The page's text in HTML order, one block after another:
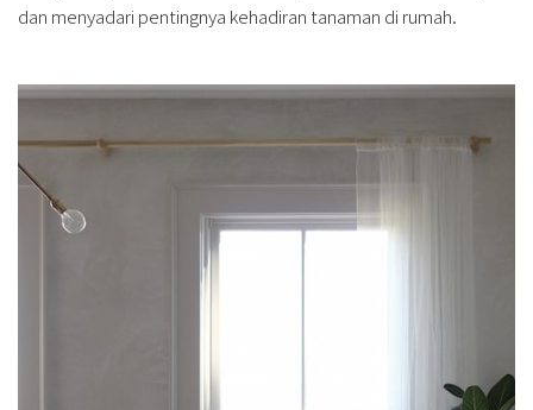
dan menyadari pentingnya kehadiran tanaman di rumah.